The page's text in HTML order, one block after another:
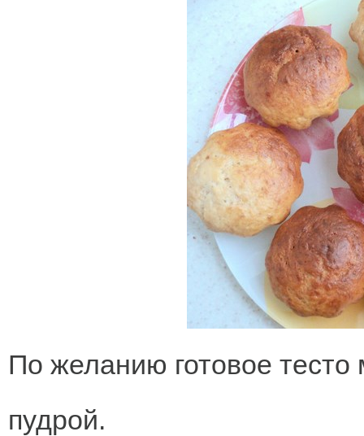
По желанию готовое
пудрой.